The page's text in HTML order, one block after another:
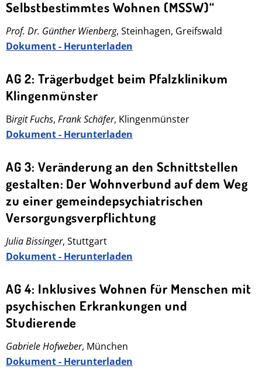
Selbstbestimmtes Wohnen (MSSW)“
Prof. Dr. Günther Wienberg, Steinhagen, Greifswald
Dokument - Herunterladen
AG 2: Trägerbudget beim Pfalzklinikum
Klingenmünster
Birgit Fuchs, Frank Schäfer, Klingenmünster
Dokument - Herunterladen
AG 3: Veränderung an den Schnittstellen
gestalten: Der Wohnverbund auf dem Weg
zu einer gemeindepsychiatrischen
Versorgungsverpflichtung
Julia Bissinger, Stuttgart
Dokument - Herunterladen
AG 4: Inklusives Wohnen für Menschen mit
psychischen Erkrankungen und
Studierende
Gabriele Hofweber, München
Dokument - Herunterladen